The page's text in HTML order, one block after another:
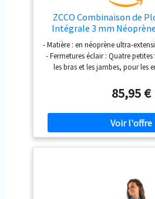
ZCCO Combinaison de
Intégrale 3 mm
- Matière : en néoprène ultra-
- Fermetures éclair : Quatre
les bras et les jambes, pour les
néoprène. - Joint d’étanchéité
néoprène lisse sur le col, les bras
maintenir fermement votre
beaucoup moins d’eau
Genouillère anti-abrasion :
protection pour votre genou. -
peau. Plus vous portez serré,
dans l'eau.
85,95 €